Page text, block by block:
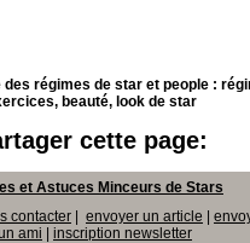
des régimes de star et people :
beauté, look de star
cette page:
et Astuces Minceurs de Stars
contacter| envoyer un article
ami
inscription newsletter